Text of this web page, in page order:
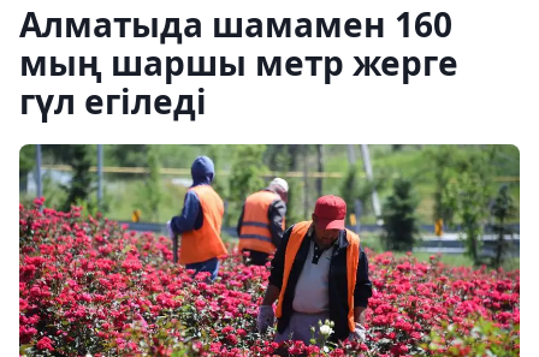
Алматыда шамамен 160
мың шаршы метр жерге
гүл егіледі